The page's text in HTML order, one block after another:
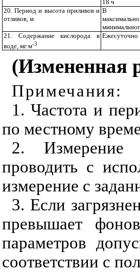
18 ч
20. Период и высота приливов и
отливов, м
В
21. Содержание кислорода в
воде, мг∙м-3
Ежесуточно
(Измененная
Примечания:
1. Частота и
по местному
2. Измерение
проводить с
измерение с
3. Если
превышает
параметров
соответствии с